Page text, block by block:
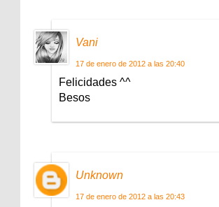
Vani
17 de enero de 2012 a las 20:40
Felicidades ^^
Besos
Unknown
17 de enero de 2012 a las 20:43